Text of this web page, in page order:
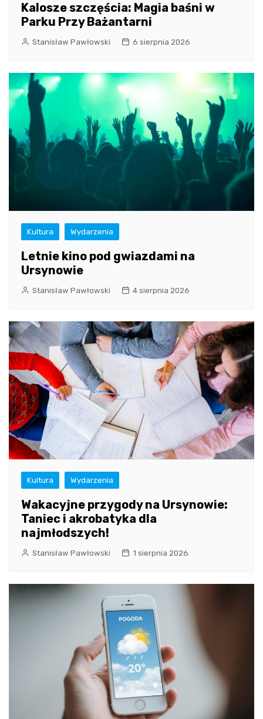
Kalosze szczęścia: Magia baśni w
Parku Przy Bażantarni
Stanisław Pawłowski 6 sierpnia 2026
Kultura Wydarzenia
Letnie kino pod gwiazdami na
Ursynowie
Stanisław Pawłowski 4 sierpnia 2026
Kultura Wydarzenia
Wakacyjne przygody na Ursynowie:
Taniec i akrobatyka dla
najmłodszych!
Stanisław Pawłowski 1 sierpnia 2026